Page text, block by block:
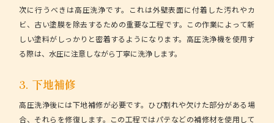
次に行うべきは高圧洗浄です。これは外壁表面に付着した汚れやカ
ビ、古い塗膜を除去するための重要な工程です。この作業によって新
しい塗料がしっかりと密着するようになります。高圧洗浄機を使用す
る際は、水圧に注意しながら丁寧に洗浄します。
3. 下地補修
高圧洗浄後には下地補修が必要です。ひび割れや欠けた部分がある場
合、それらを修復します。この工程ではパテなどの補修材を使用して